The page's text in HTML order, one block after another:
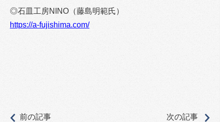
◎石皿工房NINO（藤島明範氏）
https://a-fujishima.com/
前の記事 次の記事